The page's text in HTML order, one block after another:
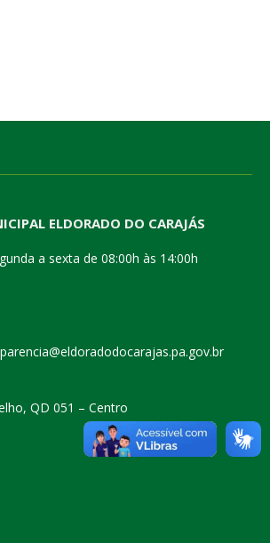
ELDORADO DO CARAJÁS
a sexta de 08:00h às 14:00h
QD 051 – Centro